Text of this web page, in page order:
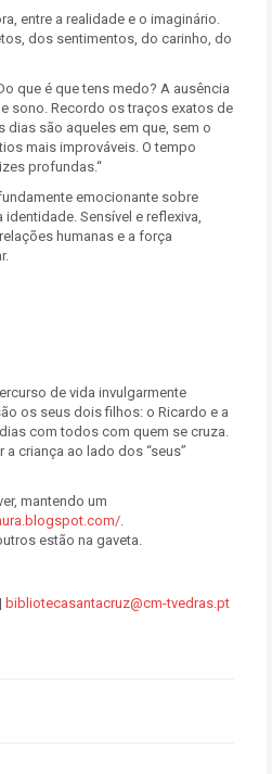
entre a realidade e o imaginário.
dos sentimentos, do carinho, do
que é que tens medo? A ausência
sono. Recordo os traços exatos de
dias são aqueles em que, sem o
mais improváveis. O tempo
profundas.“
emocionante sobre
identidade. Sensível e reflexiva,
humanas e a força
de vida invulgarmente
os seus dois filhos: o Ricardo e a
com todos com quem se cruza.
criança ao lado dos “seus”
mantendo um
.
estão na gaveta.
bibliotecasantacruz@cm-tvedras.pt